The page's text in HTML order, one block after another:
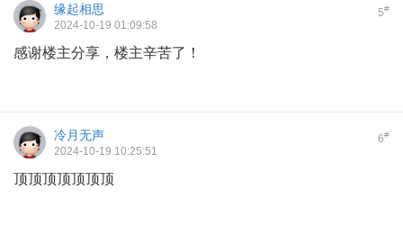
5#
缘起相思
2024-10-19 01:09:58
感谢楼主分享，楼主辛苦了！
6#
冷月无声
2024-10-19 10:25:51
顶顶顶顶顶顶顶